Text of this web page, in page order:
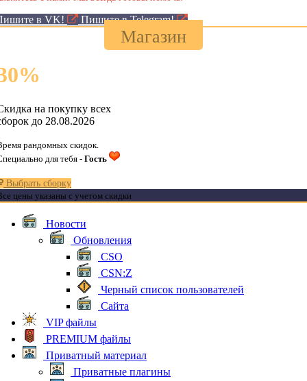
в VK! Пишите в Telegram!
Магазин
%
на покупку всех
до 28.08.2026
рандомных скидок.
для тебя - Гость
Выбрать сборку
цены указаны с учетом скидки
Новости
Обновления
CSO
CSN:Z
Черный список пользователей
Сайта
VIP файлы
PREMIUM файлы
Приватный материал
Приватные плагины